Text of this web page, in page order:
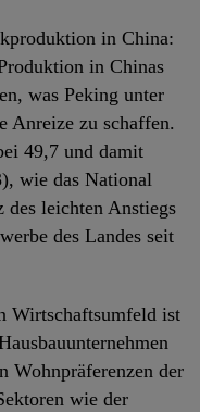
in China:
in Chinas
was Peking unter
Anreize zu schaffen.
49,7 und damit
wie das National
leichten Anstiegs
des Landes seit
Wirtschaftsumfeld ist
Wohnpräferenzen der
wie der